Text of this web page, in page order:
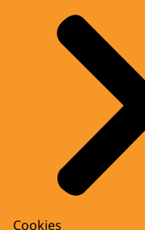
Cookies